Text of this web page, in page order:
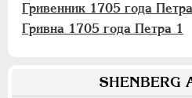
Гривенник 1705 года
Гривна 1705 года Петра 1
SHENBERG